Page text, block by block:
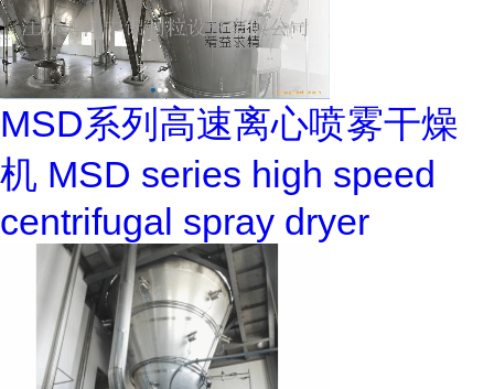
MSD系列高速离心喷雾干燥
机 MSD series high speed
centrifugal spray dryer